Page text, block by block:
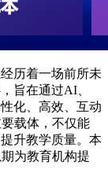
历着一场前所未
旨在通过AI、
化、高效、互动
载体，不仅能
升教学质量。本
为教育机构提